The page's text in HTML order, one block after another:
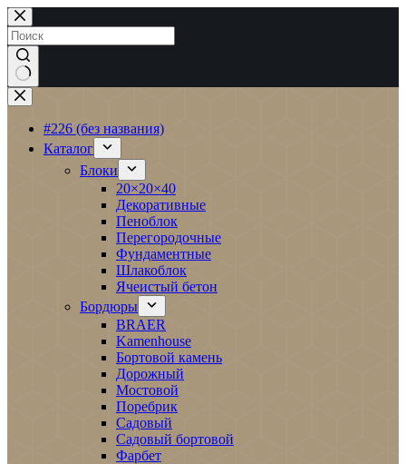
Перейти
к
сути
Ничего
не
найдено#226 (без названия)
Каталог
Блоки
20×20×40
Декоративные
Пеноблок
Перегородочные
Фундаментные
Шлакоблок
Ячеистый бетон
Бордюры
BRAER
Kamenhouse
Бортовой камень
Дорожный
Мостовой
Поребрик
Садовый
Садовый бортовой
Фарбет